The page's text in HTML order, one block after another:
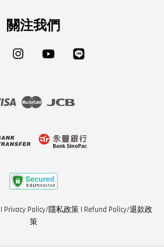
關注我們
Facebook Instagram YouTube
Visa Master
| Privacy Policy/隱私政策 | Refund Policy/退款政
策